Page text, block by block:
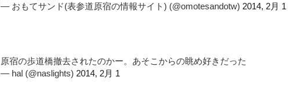
— おもてサンド(表参道原宿の情報サイト) (@omotesandotw) 2014, 2月 1
原宿の歩道橋撤去されたのかー。あそこからの眺め好きだった
— hal (@naslights) 2014, 2月 1